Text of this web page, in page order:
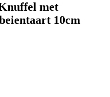
met
10cm